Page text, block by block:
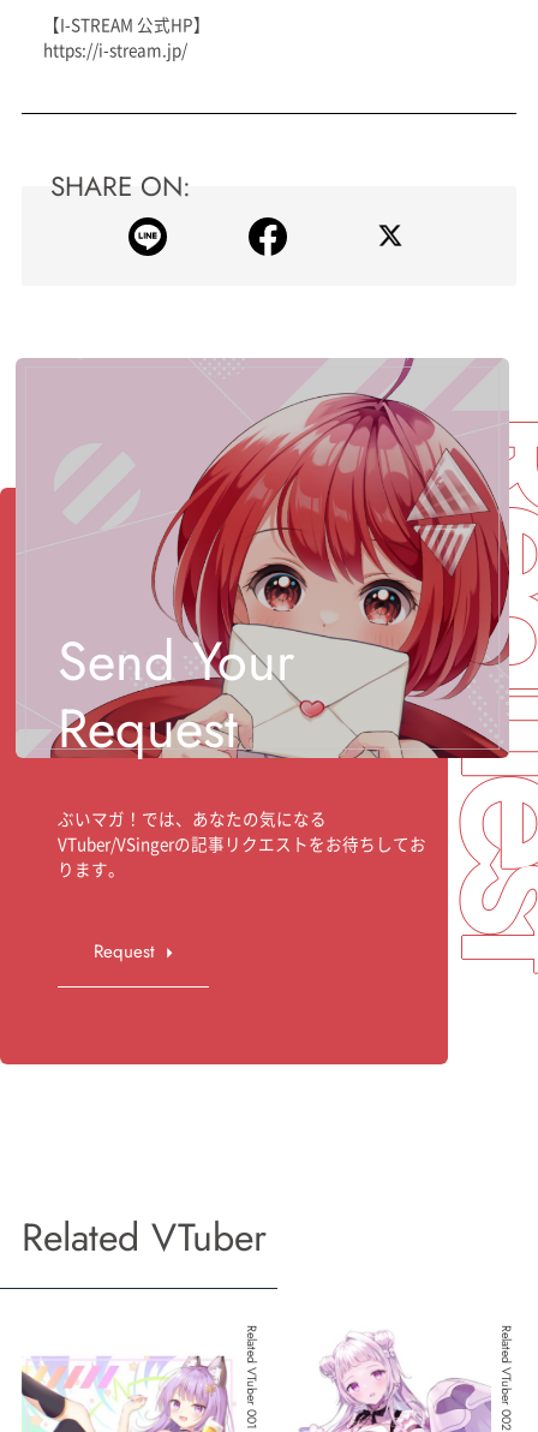
【I-STREAM 公式HP】
https://i-stream.jp/
SHARE ON:
Send Your
Request
ぶいマガ！では、あなたの気になる
VTuber/VSingerの記事リクエストをお待ちしてお
ります。
Request
Related VTuber
Related VTuber 001 Related VTuber 002